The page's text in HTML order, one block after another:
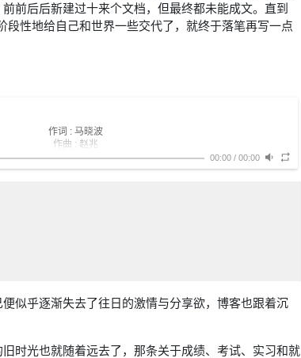
前后后新建过十来个文档，但最终都未能成文。直到
段性地给自己和世界一些交代了，就终于落笔再写一点
作词 : 马晓波
作曲 : 赵兆
编曲 : 宋涛/赵兆
制作人 : 赵兆
再见吧 和我一样匆忙的人啊
你们的歌声
成长会回答梦想
00:00 / 00:00
似乎逐渐失去了往日的激情与分享欲，博客也跟着沉
时光也就随着远去了，那条关于成绩、考试、实习和就